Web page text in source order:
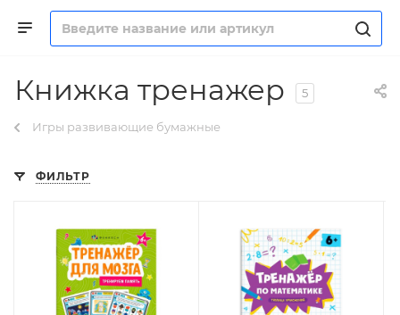
Книжка тренажер 5
Игры развивающие бумажные
ФИЛЬТР